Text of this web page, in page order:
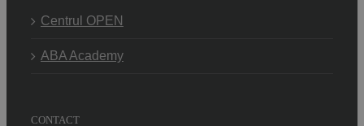
Centrul OPEN
ABA Academy
CONTACT